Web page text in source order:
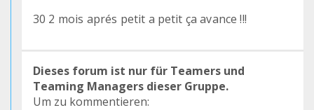
30 2 mois aprés petit a petit ça avance !!!
Dieses forum ist nur für Teamers und
Teaming Managers dieser Gruppe.
Um zu kommentieren: